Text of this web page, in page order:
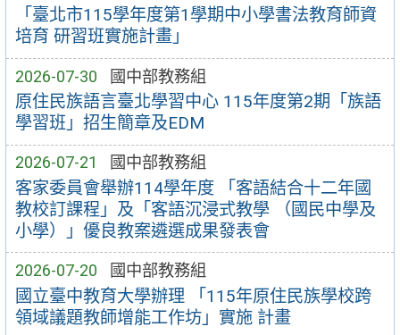
「臺北市115學年度第1學期中小學書法教育師資
培育 研習班實施計畫」
2026-07-30 國中部教務組
原住民族語言臺北學習中心 115年度第2期「族語
學習班」招生簡章及EDM
2026-07-21 國中部教務組
客家委員會舉辦114學年度 「客語結合十二年國
教校訂課程」及「客語沉浸式教學 （國民中學及
小學）」優良教案遴選成果發表會
2026-07-20 國中部教務組
國立臺中教育大學辦理 「115年原住民族學校跨
領域議題教師增能工作坊」實施 計畫